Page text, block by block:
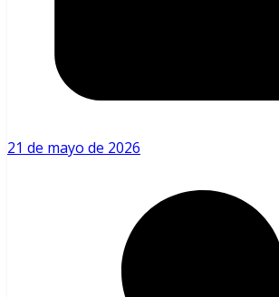
21 de mayo de 2026